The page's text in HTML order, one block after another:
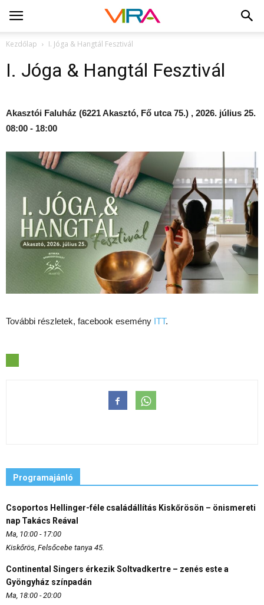
Kezdőlap I. Jóga & Hangtál Fesztivál
I. Jóga & Hangtál Fesztivál
Akasztói Faluház (6221 Akasztó, Fő utca 75.) , 2026. július 25.
08:00 - 18:00
További részletek, facebook esemény ITT.
Programajánló
Csoportos Hellinger-féle családállítás Kiskőrösön – önismereti
nap Takács Reával
Ma, 10:00 - 17:00
Kiskőrös, Felsőcebe tanya 45.
Continental Singers érkezik Soltvadkertre – zenés este a
Gyöngyház színpadán
Ma, 18:00 - 20:00